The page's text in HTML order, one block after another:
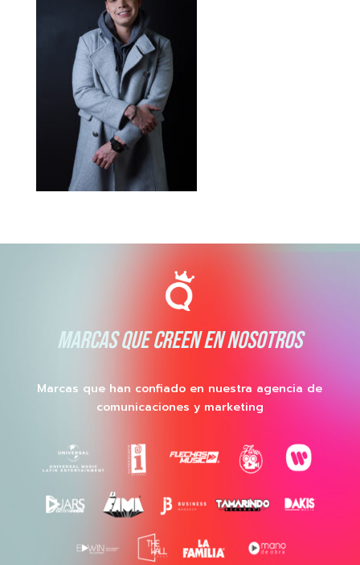
MARCAS QUE CREEN EN NOSOTROS
Marcas que han confiado en nuestra agencia de
comunicaciones y marketing